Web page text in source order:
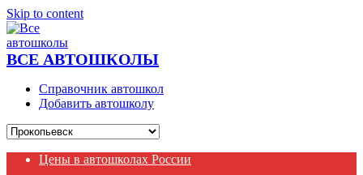
Skip to content
ВСЕ АВТОШКОЛЫ
Справочник автошкол
Добавить автошколу
Цены в автошколах России